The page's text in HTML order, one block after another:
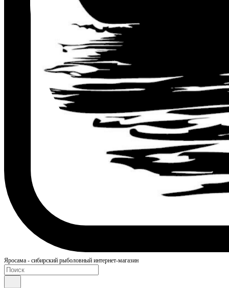
Яросама - сибирский рыболовный интернет-магазин